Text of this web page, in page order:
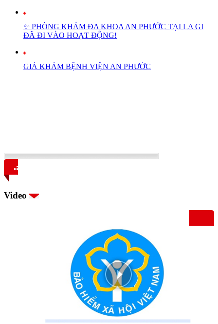
✨ PHÒNG KHÁM ĐA KHOA AN PHƯỚC TẠI LA GI
ĐÃ ĐI VÀO HOẠT ĐỘNG!
GIÁ KHÁM BỆNH VIỆN AN PHƯỚC
Video